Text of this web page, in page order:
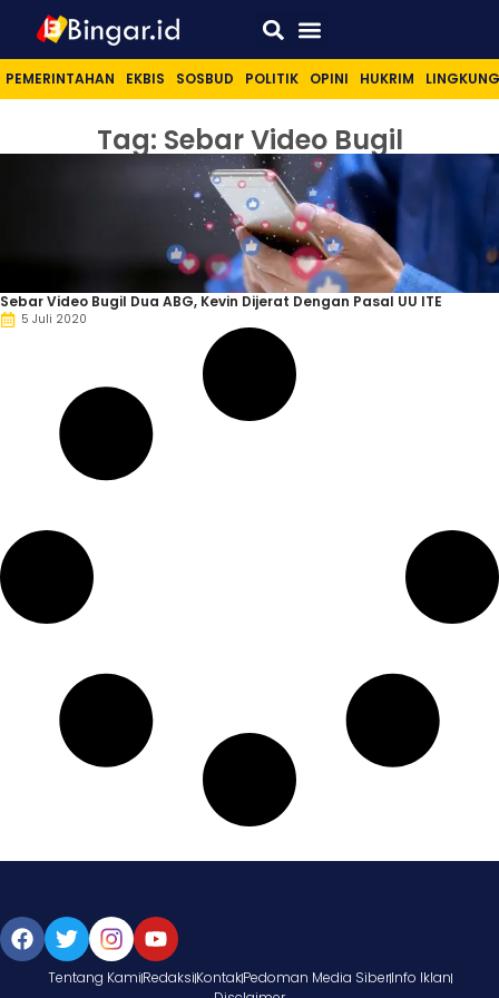
PEMERINTAHAN EKBIS SOSBUD POLITIK OPINI HUKRIM
Tag: Sebar Video Bugil
Sebar Video Bugil Dua ABG, Kevin Dijerat Dengan Pasal UU ITE
5 Juli 2020
Tentang KamiRedaksiKontakPedoman Media SiberInfo Iklan